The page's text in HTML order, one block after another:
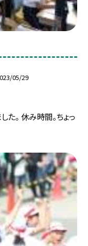
05/29
。 休み時間。ちょっ